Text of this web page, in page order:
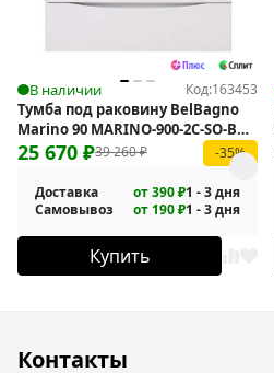
В наличии Код:163453
Тумба под раковину BelBagno
Marino 90 MARINO-900-2C-SO-BO-
P подвесная39 260₽
25 670 ₽ -35%
Доставка от 390 ₽1 - 3 дня
Самовывоз
от 190 ₽1 - 3 дня
Купить
Контакты